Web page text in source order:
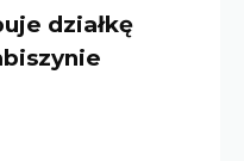
działkę